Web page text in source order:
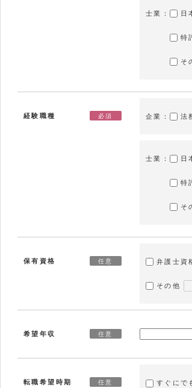
士業： 日
特
そ
経験職種 必須 企業： 法
士業： 日
特
そ
保有資格 任意 弁護士資
その他
希望年収 任意
転職希望時期 任意 すぐにで